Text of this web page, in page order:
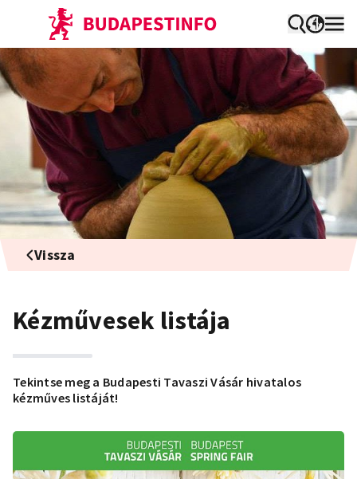
Vissza
Kézművesek listája
Tekintse meg a Budapesti Tavaszi Vásár hivatalos
kézműves listáját!